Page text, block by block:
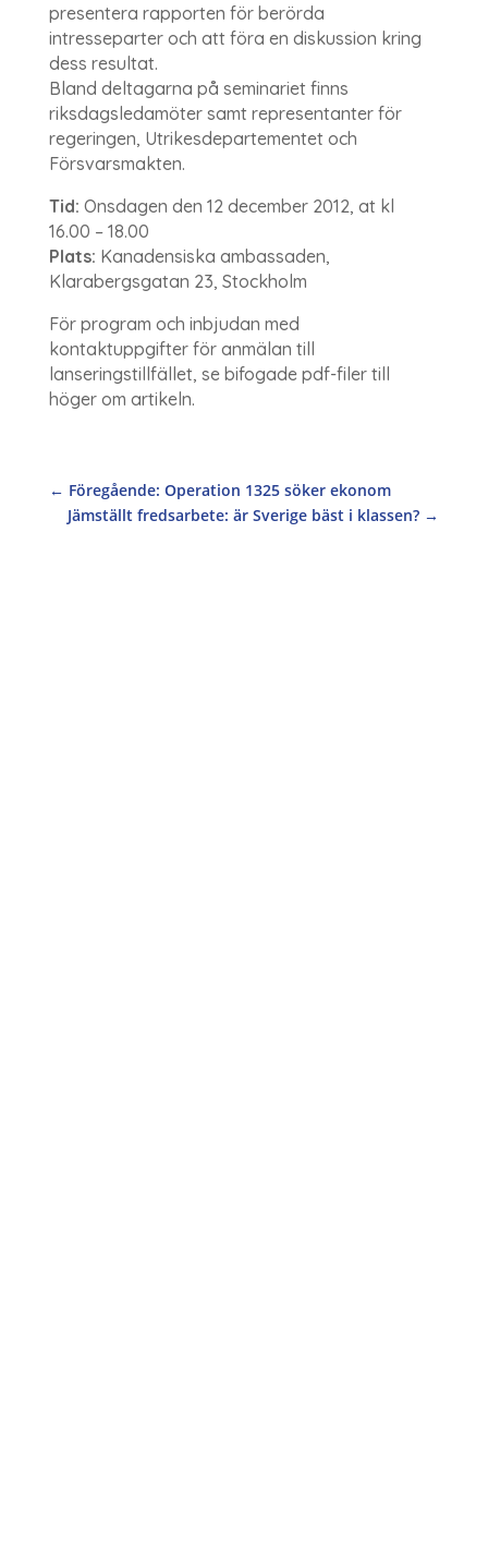
presentera rapporten för berörda
intresseparter och att föra en diskussion kring
dess resultat.
Bland deltagarna på seminariet finns
riksdagsledamöter samt representanter för
regeringen, Utrikesdepartementet och
Försvarsmakten.
Tid: Onsdagen den 12 december 2012, at kl
16.00 – 18.00
Plats: Kanadensiska ambassaden,
Klarabergsgatan 23, Stockholm
För program och inbjudan med
kontaktuppgifter för anmälan till
lanseringstillfället, se bifogade pdf-filer till
höger om artikeln.
← Föregående: Operation 1325 söker ekonom
Jämställt fredsarbete: är Sverige bäst i klassen? →